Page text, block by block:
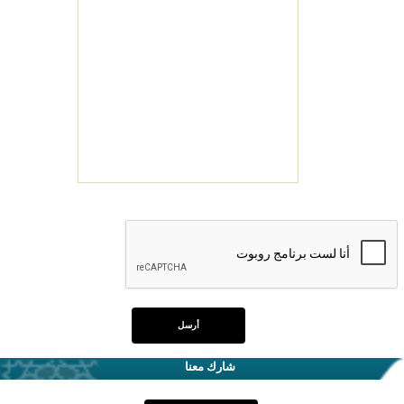
شارك معنا